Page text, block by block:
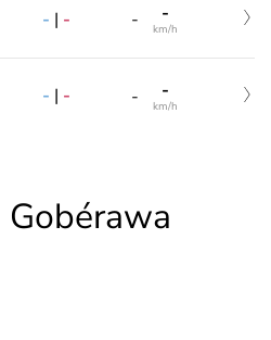
- | - - -
km/h
- | - - -
km/h
Gobérawa